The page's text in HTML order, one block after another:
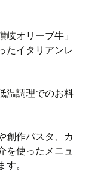
オリーブ牛」
たイタリアンレ
温調理でのお料
創作パスタ、カ
を使ったメニュ
。